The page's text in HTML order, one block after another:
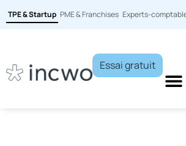
TPE & Startup PME & Franchises Experts-
Essai gratuit